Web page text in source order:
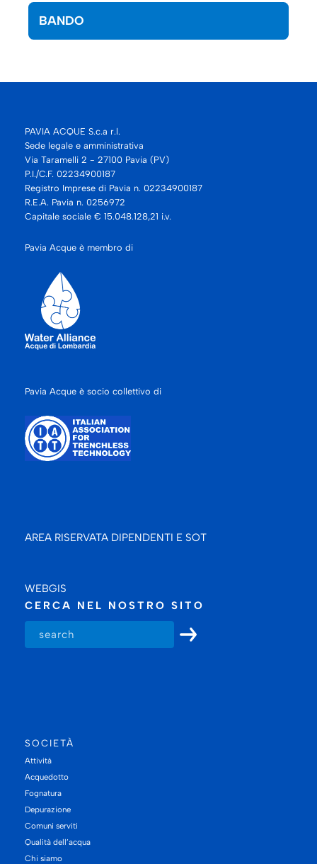
BANDO
PAVIA ACQUE S.c.a r.l.
Sede legale e amministrativa
Via Taramelli 2 - 27100 Pavia (PV)
P.I./C.F. 02234900187
Registro Imprese di Pavia n. 02234900187
R.E.A. Pavia n. 0256972
Capitale sociale € 15.048.128,21 i.v.
Pavia Acque è membro di
Pavia Acque è socio collettivo di
AREA RISERVATA DIPENDENTI E SOT
WEBGIS
CERCA NEL NOSTRO SITO
SOCIETÀ
Attività
Acquedotto
Fognatura
Depurazione
Comuni serviti
Qualità dell’acqua
Chi siamo